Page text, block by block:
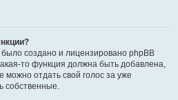
создано и лицензировано phpBB
то функция должна быть добавлена,
можно отдать свой голос за уже
собственные.